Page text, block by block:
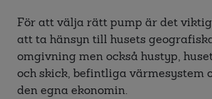
För att välja rätt pump är det
att ta hänsyn till husets
omgivning men också hustyp,
och skick, befintliga värmesystem
den egna ekonomin.